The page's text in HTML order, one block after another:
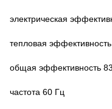
электрическая
тепловая
общая эффективность
частота 60 Гц